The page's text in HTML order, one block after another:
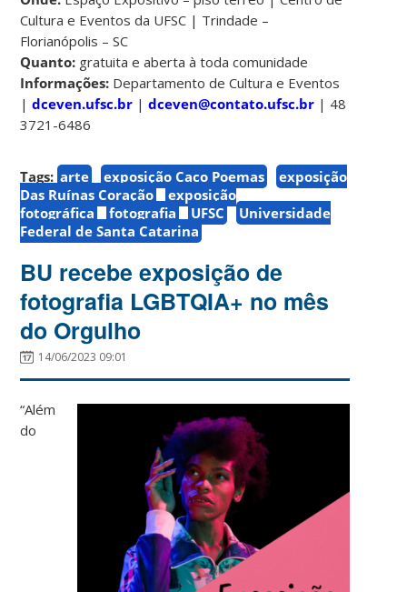
Cultura e Eventos da UFSC | Trindade –
Florianópolis – SC
Quanto: gratuita e aberta à toda comunidade
Informações: Departamento de Cultura e Eventos
|dceven.ufsc.br |dceven@contato.ufsc.br | 48
3721-6486
Tags: arte exposição Caco Poemas
exposição
Das Ruínas Coração
exposição
fotográfica
fotografia UFSC
Universidade
Federal de Santa Catarina
BU recebe exposição de
fotografia LGBTQIA+ no mês
do Orgulho
14/06/2023 09:01
“Além
do